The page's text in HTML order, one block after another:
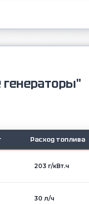
Расход топлива
203 г/кВт.ч
30 л/ч